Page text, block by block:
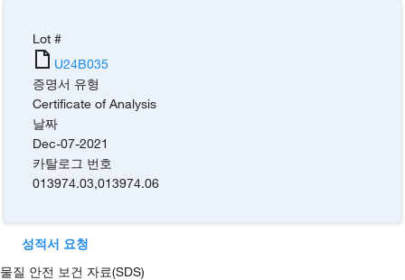
Lot #
U24B035
증명서 유형
Certificate of Analysis
날짜
Dec-07-2021
카탈로그 번호
013974.03,013974.06
성적서 요청
물질 안전 보건 자료(SDS)